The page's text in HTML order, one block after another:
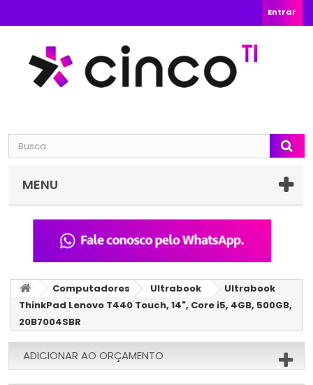
Entrar
MENU
Computadores Ultrabook
Ultrabook
ThinkPad Lenovo T440 Touch, 14", Core i5, 4GB, 500GB,
20B7004SBR
ADICIONAR AO ORÇAMENTO